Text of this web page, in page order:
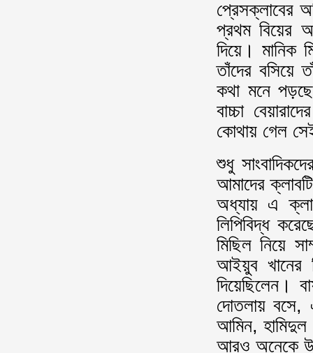
প্রেসক্লাবের
প্রথম বিয়ের
দিয়ে। মানিক
তাঁদের বসিয়ে
কথা মনে
বাচ্চা
কোথায় গেল
শুধু
আমাদের
অধ্যায় এ
লিপিবিদ্ধ
মিছিল নিয়ে
আইয়ুব খানের
দিয়েছিলেন।
দোতলায় বসে,
আমিন,
আরও অনেকে